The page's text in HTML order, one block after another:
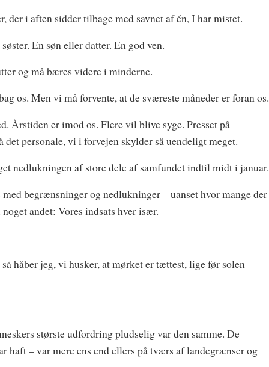
der i aften sidder tilbage med savnet af én, I har mistet.
En søn eller datter. En god ven.
og må bæres videre i minderne.
os. Men vi må forvente, at de sværeste måneder er foran os.
Årstiden er imod os. Flere vil blive syge. Presset på
det personale, vi i forvejen skylder så uendeligt meget.
nedlukningen af store dele af samfundet indtil midt i januar.
begrænsninger og nedlukninger – uanset hvor mange der
andet: Vores indsats hver især.
håber jeg, vi husker, at mørket er tættest, lige før solen
største udfordring pludselig var den samme. De
haft – var mere ens end ellers på tværs af landegrænser og